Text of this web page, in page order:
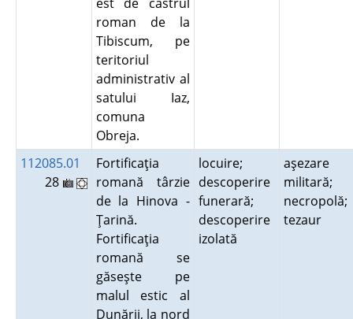
roman de la
Tibiscum, pe
teritoriul
administrativ al
satului Iaz,
comuna
Obreja.
112085.01
28
Fortificaţia
romană târzie
de la Hinova -
Ţarină.
Fortificaţia
romană se
găseşte pe
malul estic al
Dunării, la nord
locuire;
descoperire
funerară;
descoperire
izolată
aşezare
militară;
necropolă;
tezaur